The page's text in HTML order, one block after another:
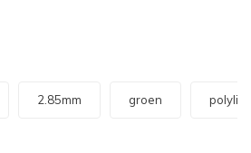
2.85mm groen polylite